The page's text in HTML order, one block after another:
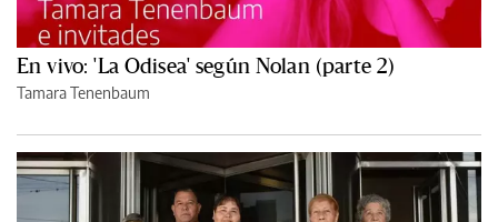
En vivo: 'La Odisea' según Nolan (parte 2)
Tamara Tenenbaum